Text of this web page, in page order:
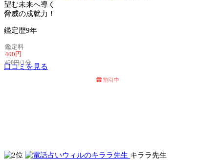
望む未来へ導く
脅威の成就力！
鑑定歴9年
鑑定料
400円
420円/1分
口コミを見る
割引中
キララ先生